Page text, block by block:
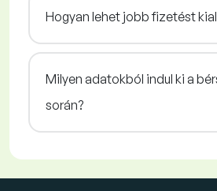
Hogyan lehet jobb fizetést
Milyen adatokból indul ki a
során?